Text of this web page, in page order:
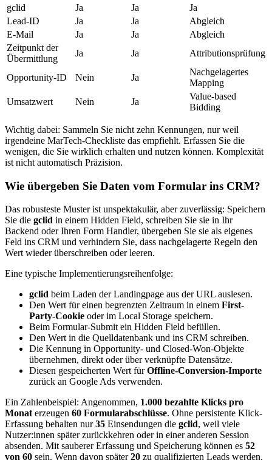
gclid
Ja Ja
Ja
Lead-ID
Ja Ja
Abgleich
E-Mail
Ja Ja
Abgleich
Zeitpunkt der
Übermittlung
Ja Ja Attributionsprüfung
Opportunity-ID Nein Ja
Nachgelagertes
Mapping
Umsatzwert
Nein Ja
Value-based
Bidding
Wichtig dabei: Sammeln Sie nicht zehn Kennungen, nur weil
irgendeine MarTech-Checkliste das empfiehlt. Erfassen Sie die
wenigen, die Sie wirklich erhalten und nutzen können. Komplexität
ist nicht automatisch Präzision.
Wie übergeben Sie Daten vom Formular ins CRM?
Das robusteste Muster ist unspektakulär, aber zuverlässig: Speichern
Sie die gclid in einem Hidden Field, schreiben Sie sie in Ihr
Backend oder Ihren Form Handler, übergeben Sie sie als eigenes
Feld ins CRM und verhindern Sie, dass nachgelagerte Regeln den
Wert wieder überschreiben oder leeren.
Eine typische Implementierungsreihenfolge:
gclid beim Laden der Landingpage aus der URL auslesen.
Den Wert für einen begrenzten Zeitraum in einem First-
Party-Cookie oder im Local Storage speichern.
Beim Formular-Submit ein Hidden Field befüllen.
Den Wert in die Quelldatenbank und ins CRM schreiben.
Die Kennung in Opportunity- und Closed-Won-Objekte
übernehmen, direkt oder über verknüpfte Datensätze.
Diesen gespeicherten Wert fürOffline-Conversion-Importe
zurück an Google Ads verwenden.
Ein Zahlenbeispiel: Angenommen, 1.000 bezahlte Klicks pro
Monat erzeugen 60 Formularabschlüsse. Ohne persistente Klick-
Erfassung behalten nur35 Einsendungen die gclid, weil viele
Nutzer:innen später zurückkehren oder in einer anderen Session
absenden. Mit sauberer Erfassung und Speicherung können es 52
von 60 sein. Wenn davon später20 zu qualifizierten Leads werden,